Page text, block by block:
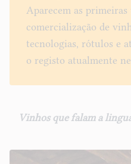
Aparecem as
comercialização de
tecnologias, rótulos e
o registo atualmente
Vinhos que falam a